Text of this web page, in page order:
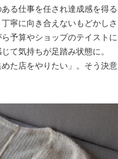
る仕事を任され達成感を得る
寧に向き合えないもどかしさ
予算やショップのテイストに
て気持ちが足踏み状態に。
た店をやりたい」。そう決意